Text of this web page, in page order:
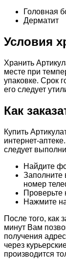
Головная
Дерматит
Условия
Хранить
месте при
упаковке. Срок
его следует
Как
Купить
интернет-
следует
Найдите
Заполните
номер
Проверьте
Нажмите
После того, как
минут Вам
получения
через
производится